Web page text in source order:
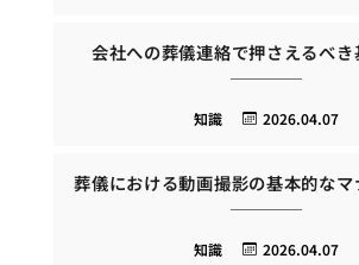
会社への葬儀連絡で押さえるべき
2026.04.07
知識
葬儀における動画撮影の基本的なマ
2026.04.07
知識